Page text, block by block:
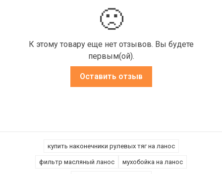
🙁
К этому товару еще нет отзывов. Вы будете
первым(ой).
Оставить отзыв
купить наконечники рулевых тяг на ланос
фильтр масляный ланос мухобойка на ланос